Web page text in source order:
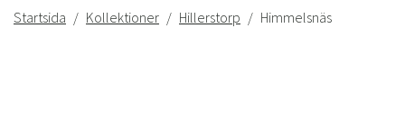
Startsida Kollektioner Hillerstorp Himmelsnäs